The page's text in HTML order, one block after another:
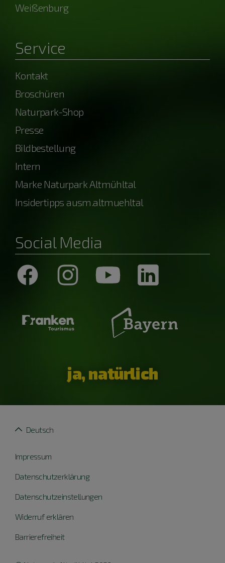
Weißenburg
Service
Kontakt
Broschüren
Naturpark-Shop
Presse
Bildbestellung
Intern
Marke Naturpark Altmühltal
Insidertipps ausm.altmuehltal
Social Media
ja, natürlich
Impressum
Datenschutzerklärung
Datenschutzeinstellungen
Widerruf erklären
Barrierefreiheit
Deutsch